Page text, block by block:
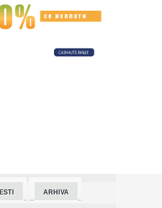
iz bolničkog kreveta poslao poruku:
šta će sutra biti "na stolu": Đukić n...
i 9. avgust 2026: Vrhunac Lavlje
ARHIVA